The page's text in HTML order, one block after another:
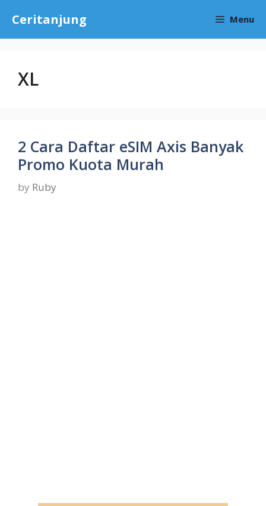
content
Ceritanjung Menu
XL
2 Cara Daftar eSIM Axis Banyak
Promo Kuota Murah
by Ruby